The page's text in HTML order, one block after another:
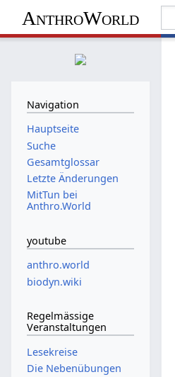
AnthroWorld
Navigation
Hauptseite
Suche
Gesamtglossar
Letzte Änderungen
MitTun bei
Anthro.World
youtube
anthro.world
biodyn.wiki
Regelmässige
Veranstaltungen
Lesekreise
Die Nebenübungen